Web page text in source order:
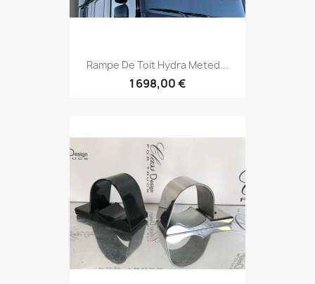
Rampe De Toit Hydra Meted...
1 698,00 €